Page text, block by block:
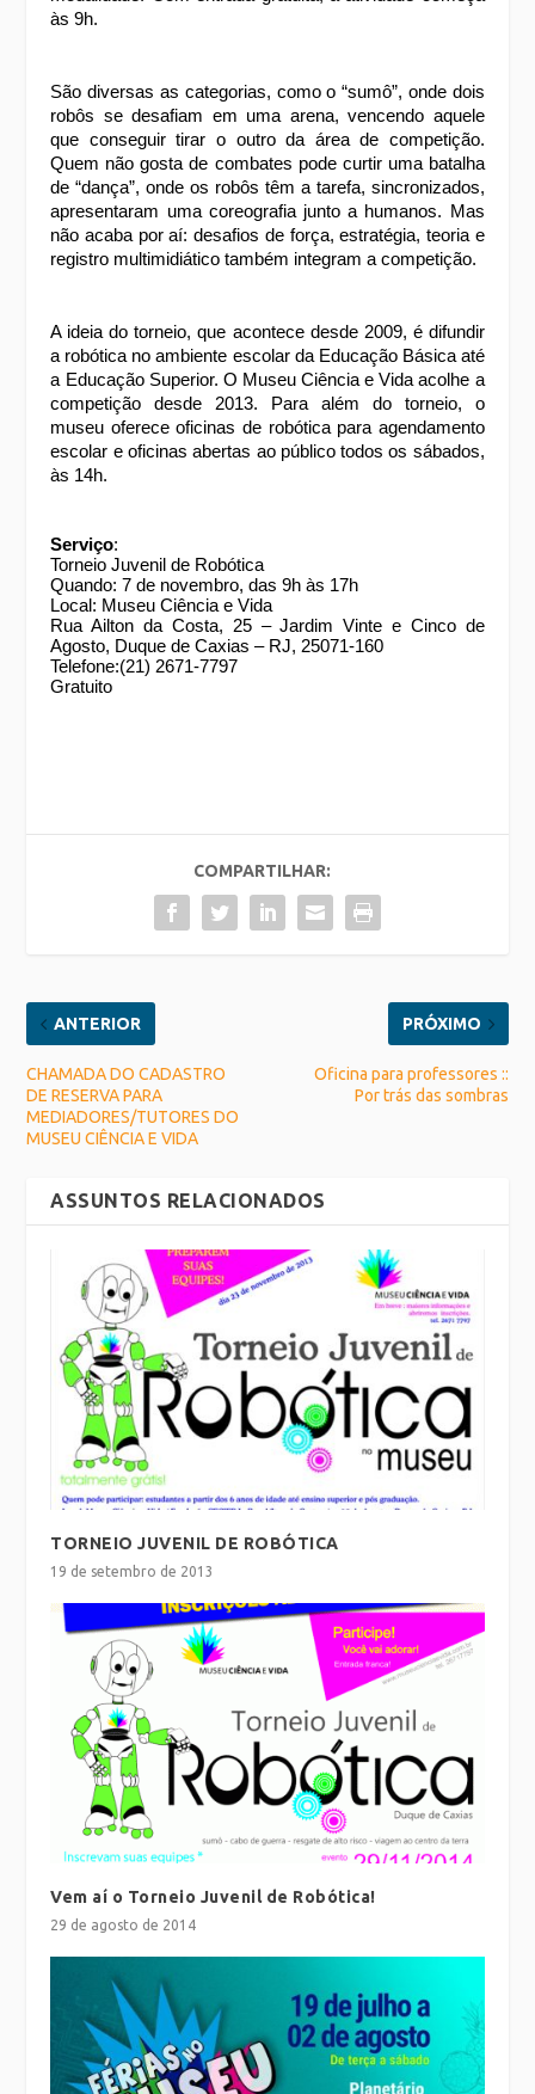
às 9h.
São diversas as categorias, como o “sumô”, onde dois
robôs se desafiam em uma arena, vencendo aquele
que conseguir tirar o outro da área de competição.
Quem não gosta de combates pode curtir uma batalha
de “dança”, onde os robôs têm a tarefa, sincronizados,
apresentaram uma coreografia junto a humanos. Mas
não acaba por aí: desafios de força, estratégia, teoria e
registro multimidiático também integram a competição.
A ideia do torneio, que acontece desde 2009, é difundir
a robótica no ambiente escolar da Educação Básica até
a Educação Superior. O Museu Ciência e Vida acolhe a
competição desde 2013. Para além do torneio, o
museu oferece oficinas de robótica para agendamento
escolar e oficinas abertas ao público todos os sábados,
às 14h.
Serviço:
Torneio Juvenil de Robótica
Quando: 7 de novembro, das 9h às 17h
Local: Museu Ciência e Vida
Rua Ailton da Costa, 25 – Jardim Vinte e Cinco de
Agosto, Duque de Caxias – RJ, 25071-160
Telefone:(21) 2671-7797
Gratuito
COMPARTILHAR:
ANTERIOR
CHAMADA DO CADASTRO
DE RESERVA PARA
MEDIADORES/TUTORES DO
MUSEU CIÊNCIA E VIDA
PRÓXIMO
Oficina para professores ::
Por trás das sombras
ASSUNTOS RELACIONADOS
TORNEIO JUVENIL DE ROBÓTICA
19 de setembro de 2013
Vem aí o Torneio Juvenil de Robótica!
29 de agosto de 2014